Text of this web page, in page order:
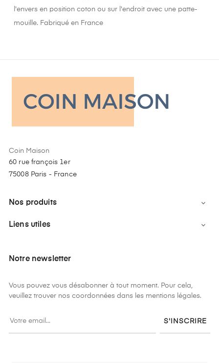
l'envers en position coton ou sur l'endroit avec une patte-
mouille. Fabriqué en France
Coin Maison
60 rue françois 1er
75008 Paris - France
Nos produits 
Liens utiles 
Notre newsletter
Vous pouvez vous désabonner à tout moment. Pour cela,
veuillez trouver nos coordonnées dans les mentions légales.
S'INSCRIRE